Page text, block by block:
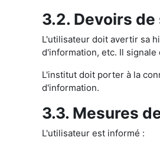
3.2. Devoirs
L'utilisateur doit avertir sa
d'information, etc. Il
L'institut doit porter à la
d'information.
3.3. Mesures
L'utilisateur est informé :